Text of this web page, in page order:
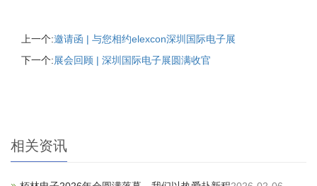
上一个:邀请函 | 与您相约elexcon深圳国际电子展
下一个:展会回顾 | 深圳国际电子展圆满收官
相关资讯